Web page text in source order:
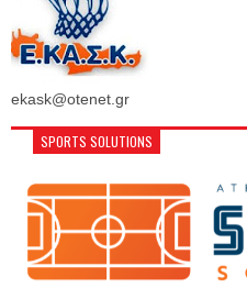
ekask@otenet.gr
SPORTS SOLUTIONS